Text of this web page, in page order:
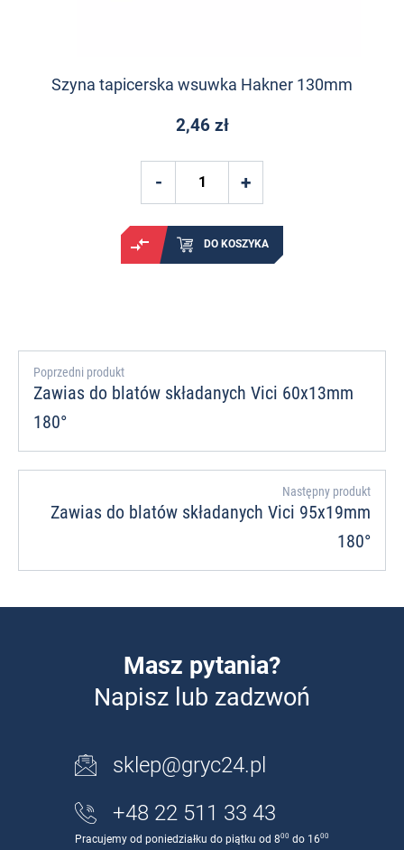
Szyna tapicerska wsuwka Hakner 130mm
2,46 zł
DO KOSZYKA
Poprzedni produkt
Zawias do blatów składanych Vici 60x13mm
180°
Następny produkt
Zawias do blatów składanych Vici 95x19mm
180°
Masz pytania?
Napisz lub zadzwoń
sklep@gryc24.pl
+48 22 511 33 43
Pracujemy od poniedziałku do piątku od 800 do 1600